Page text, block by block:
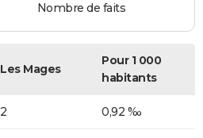
Nombre de faits
Les Mages
Pour 1 000
habitants
2 0,92 ‰